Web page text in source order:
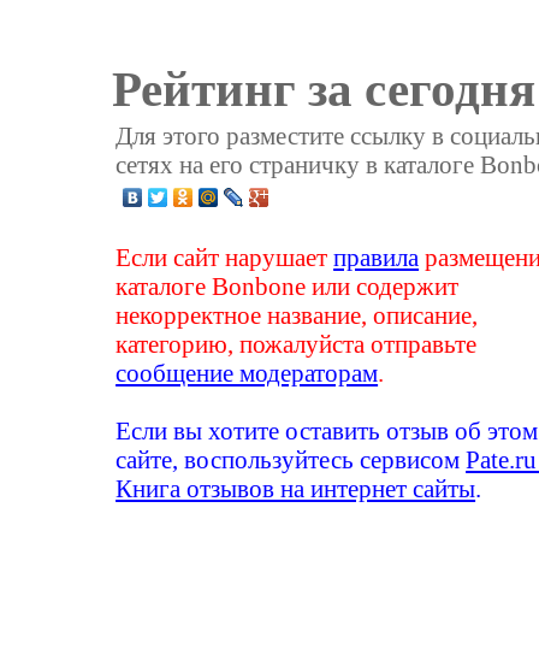
Рейтинг за
Для этого разместите ссылку в
сетях на его страничку в каталоге
Если сайт нарушаетправила
каталоге Bonbone или содержит
некорректное название, описание,
категорию, пожалуйста отправьте
сообщение модераторам
Если вы хотите оставить отзыв об этом
сайте, воспользуйтесь сервисом
Книга отзывов на интернет сайты